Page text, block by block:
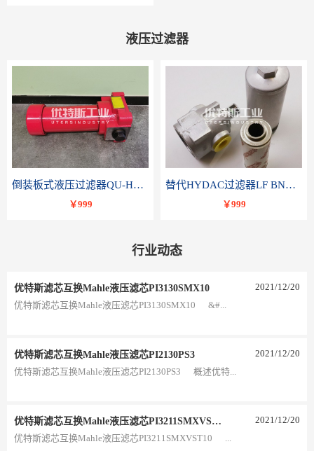
液压过滤器
倒装板式液压过滤器QU-H250x10BDP
￥999
替代HYDAC过滤器LF BNHC 110 I C20B 1.0-A2-B3
￥999
行业动态
优特斯滤芯互换Mahle液压滤芯PI3130SMX10 2021 /12/20
优特斯滤芯互换Mahle液压滤芯PI3130SMX10 &#...
优特斯滤芯互换Mahle液压滤芯PI2130PS3 2021 /12/20
优特斯滤芯互换Mahle液压滤芯PI2130PS3 概述优特...
优特斯滤芯互换Mahle液压滤芯PI3211SMXVST10 2021 /12/20
优特斯滤芯互换Mahle液压滤芯PI3211SMXVST10 ...